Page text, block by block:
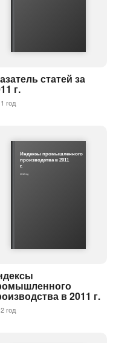
статей за
г.
год
Индексы промышленного
производства в 2011
г.
2012 год
в 2011 г.
год